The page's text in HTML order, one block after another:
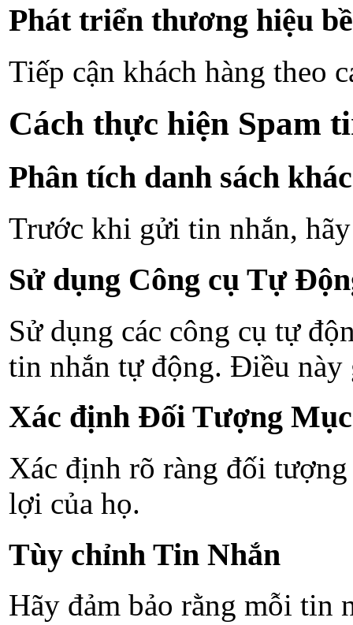
Phát triển thương hiệu
Tiếp cận khách hàng theo
Cách thực hiện Spam
Phân tích danh sách
Trước khi gửi tin nhắn,
Sử dụng Công cụ Tự
Sử dụng các công cụ tự
tin nhắn tự động. Điều
Xác định Đối Tượng
Xác định rõ ràng đối
lợi của họ.
Tùy chỉnh Tin Nhắn
Hãy đảm bảo rằng mỗi tin